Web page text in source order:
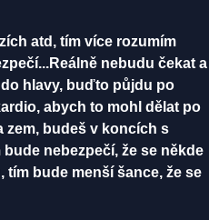
atd, tím více rozumím
nebudu čekat a
hlavy, buďto půjdu po
abych to mohl dělat po
zem, budeš v koncích s
nebezpečí, že se někde
bude menší šance, že se